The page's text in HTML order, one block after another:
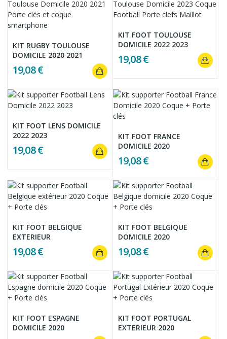
KIT RUGBY TOULOUSE
DOMICILE 2020 2021
19,08 €
KIT FOOT TOULOUSE
DOMICILE 2022 2023
19,08 €
KIT FOOT LENS DOMICILE
2022 2023
19,08 €
KIT FOOT FRANCE
DOMICILE 2020
19,08 €
KIT FOOT BELGIQUE
EXTERIEUR
19,08 €
KIT FOOT BELGIQUE
DOMICILE 2020
19,08 €
KIT FOOT ESPAGNE
DOMICILE 2020
KIT FOOT PORTUGAL
EXTERIEUR 2020